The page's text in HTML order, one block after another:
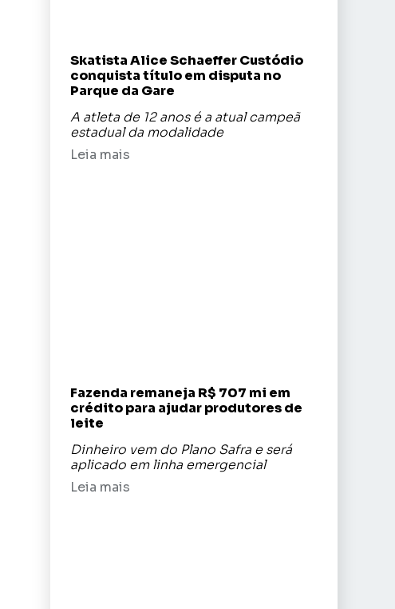
Skatista Alice Schaeffer Custódio
conquista título em disputa no
Parque da Gare
A atleta de 12 anos é a atual campeã
estadual da modalidade
Leia mais
Fazenda remaneja R$ 707 mi em
crédito para ajudar produtores de
leite
Dinheiro vem do Plano Safra e será
aplicado em linha emergencial
Leia mais